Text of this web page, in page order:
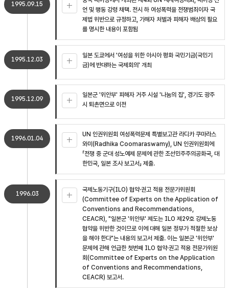
1995.09.15
언 및 행동 강령 채택. 전시 하 여성폭력을 전쟁범죄이자 국
제법 위반으로 규정하고, 가해자 처벌과 피해자 배상의 필요
를 명시한 내용이 포함됨
1995.12.03
일본 도쿄에서 '여성을 위한 아시아 평화 국민기금(국민기
금)에 반대하는 국제회의' 개최
1995.12.09
일본군 '위안부' 피해자 거주 시설 '나눔의 집', 경기도 광주
시 퇴촌면으로 이전
1996.01.04
UN 인권위원회 여성폭력문제 특별보고관 라디카 쿠마라스
와미(Radhika Coomaraswamy), UN 인권위원회에
「전쟁 중 군대 성노예제 문제에 관한 조선민주주의공화국, 대
한민국, 일본 조사 보고서」 제출.
1996.03
국제노동기구(ILO) 협약·권고 적용 전문가위원회
(Committee of Experts on the Application of
Conventions and Recommendations,
CEACR), "일본군 '위안부' 제도는 ILO 제29호 강제노동
협약을 위반한 것이므로 이에 대해 일본 정부가 적절한 보상
을 해야 한다"는 내용의 보고서 제출. 이는 일본군 '위안부'
문제에 관해 언급한 첫번째 ILO 협약·권고 적용 전문가위원
회(Committee of Experts on the Application
of Conventions and Recommendations,
CEACR) 보고서.